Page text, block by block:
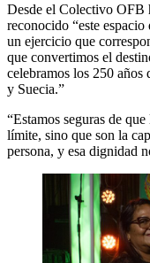
Desde el Colectivo OFB
reconocido “este
un ejercicio que
que convertimos el
celebramos los 250 años
y Suecia.”
“Estamos seguras de
límite, sino que son la
persona, y esa dignidad